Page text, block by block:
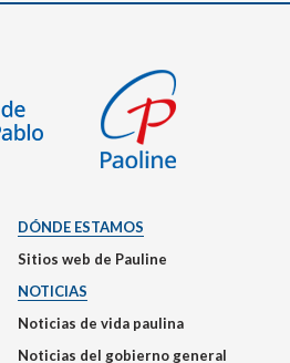
DÓNDE ESTAMOS
Sitios web de Pauline
NOTICIAS
Noticias de vida paulina
Noticias del gobierno general